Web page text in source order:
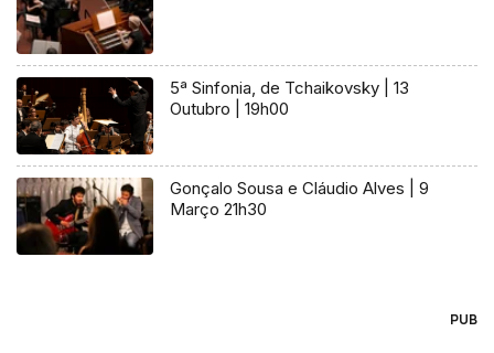
5ª Sinfonia, de Tchaikovsky | 13
Outubro | 19h00
Gonçalo Sousa e Cláudio Alves | 9
Março 21h30
PUB